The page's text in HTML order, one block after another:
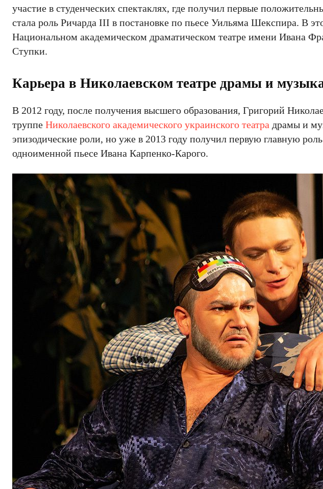
участие в студенческих спектаклях, где получил первые
стала роль Ричарда III в постановке по пьесе Уильяма Шекспира. В
Национальном академическом драматическом театре имени Ивана
Ступки.
Карьера в Николаевском театре драмы и
В 2012 году, после получения высшего образования, Григорий
труппе Николаевского академического украинского театра драмы и
эпизодические роли, но уже в 2013 году получил первую главную
одноименной пьесе Ивана Карпенко-Карого.